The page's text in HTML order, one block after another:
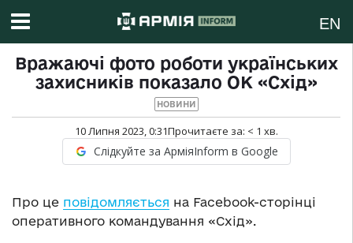
EN
Вражаючі фото роботи українських
захисників показало ОК «Схід»
НОВИНИ
10 Липня 2023, 0:31Прочитаєте за: < 1 хв.
Слідкуйте за АрміяInform в Google
Про це повідомляється на Facebook-сторінці
оперативного командування «Схід».